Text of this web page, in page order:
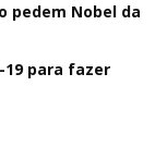
pedem Nobel da
19 para fazer